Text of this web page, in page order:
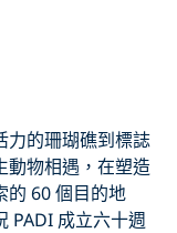
力的珊瑚礁到標誌
動物相遇，在塑造
的 60 個目的地
PADI 成立六十週